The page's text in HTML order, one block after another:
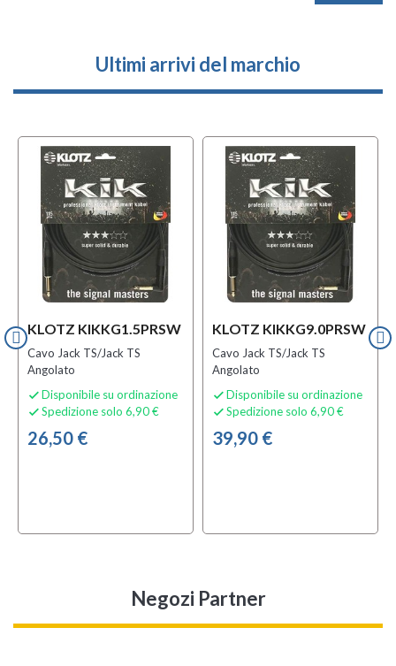
Ultimi arrivi del marchio
KLOTZ KIKKG1.5PRSW
Cavo Jack TS/Jack TS
Angolato
 Disponibile su ordinazione
 Spedizione solo 6,90 €
26,50 €
KLOTZ KIKKG9.0PRSW
Cavo Jack TS/Jack TS
Angolato
 Disponibile su ordinazione
 Spedizione solo 6,90 €
39,90 €
Negozi Partner